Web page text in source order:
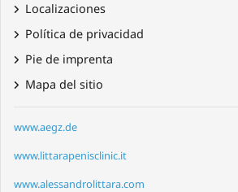
Localizaciones
Política de privacidad
Pie de imprenta
Mapa del sitio
www.aegz.de
www.littarapenisclinic.it
www.alessandrolittara.com